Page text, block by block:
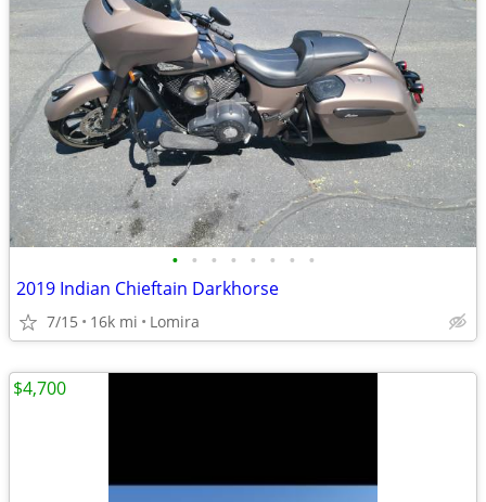
• • • • • • • •
2019 Indian Chieftain Darkhorse
7/15 16k mi Lomira
$4,700